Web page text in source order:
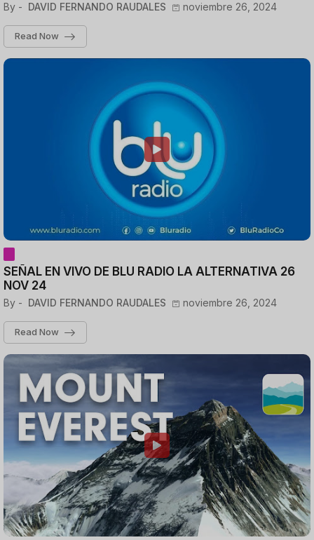
By - DAVID FERNANDO RAUDALES noviembre 26, 2024
Read Now
SEÑAL EN VIVO DE BLU RADIO LA ALTERNATIVA 26
NOV 24
By - DAVID FERNANDO RAUDALES noviembre 26, 2024
Read Now